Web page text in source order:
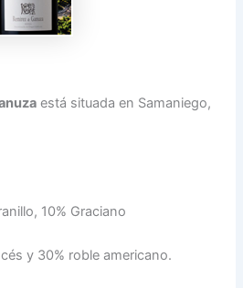
está situada en Samaniego,
10% Graciano
y 30% roble americano.